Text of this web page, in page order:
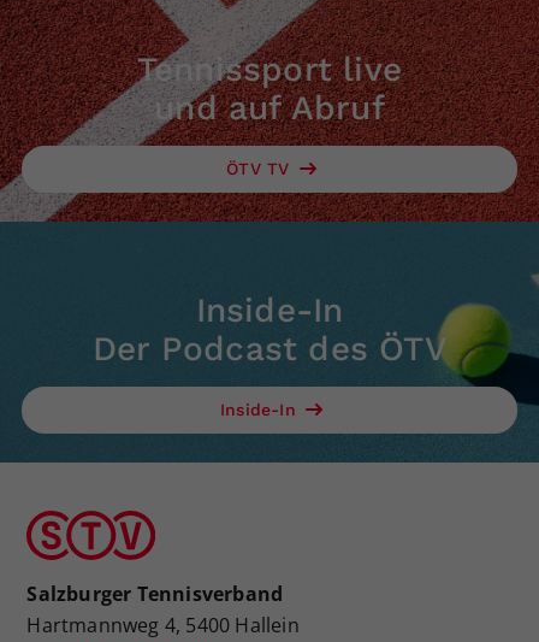
Tennissport live
und auf Abruf
ÖTV TV
Inside-In
Der Podcast des ÖTV
Inside-In
Salzburger Tennisverband
Hartmannweg 4, 5400 Hallein